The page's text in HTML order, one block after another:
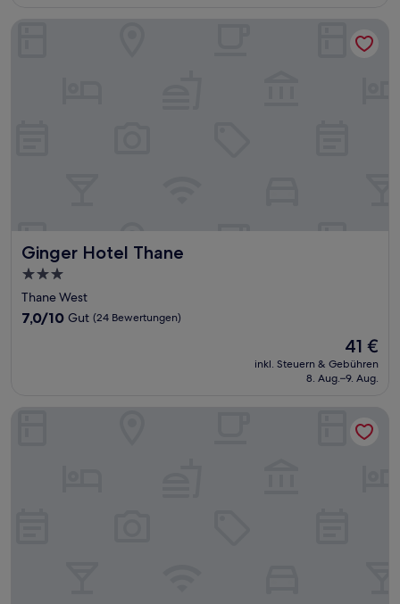
Ginger Hotel Thane
Ginger Hotel Thane
3.0-
Sterne-
Unterkunft
Thane West
7.0
7,0/10 Gut (24 Bewertungen)
Der
Preis
beträgt
41 €
inkl. Steuern & Gebühren
8. Aug.–9. Aug.
Ginger Hotel Thane